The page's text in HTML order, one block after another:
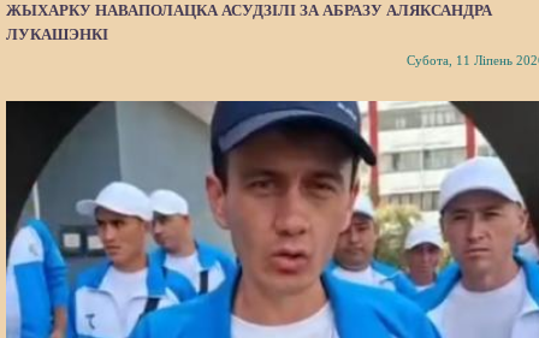
ЖЫХАРКУ НАВАПОЛАЦКА АСУДЗІЛІ ЗА АБРАЗУ АЛЯКСАНДРА
ЛУКАШЭНКІ
Субота, 11 Ліпень